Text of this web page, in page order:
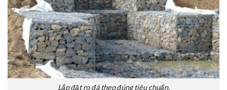
Lắp đặt rọ đá theo đúng tiêu chuẩn.